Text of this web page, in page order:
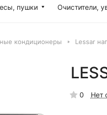
пушки Очистители,
кондиционеры Lessar
0 Нет